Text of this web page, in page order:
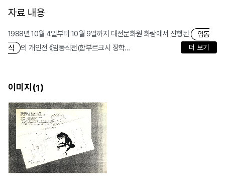
자료 내용
1988년 10월 4일부터 10월 9일까지 대전문화원 화랑에서 진행된
임동
식
의 개인전 《임동식전(함부르크시 장학... 더 보기
이미지(1)